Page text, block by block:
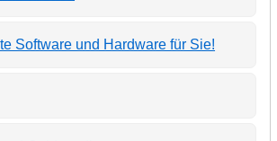
Software und Hardware für Sie!